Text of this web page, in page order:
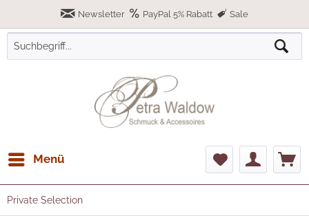
Newsletter PayPal 5% Rabatt Sale
Menü
Private Selection